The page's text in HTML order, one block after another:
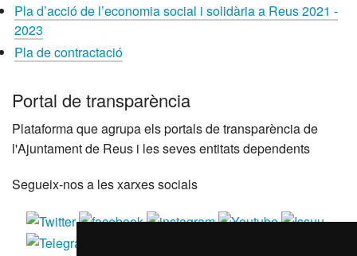
Pla d’acció de l’economia social i solidària a Reus 2021 -
2023
Pla de contractació
Portal de transparència
Plataforma que agrupa els portals de transparència de
l'Ajuntament de Reus i les seves entitats dependents
Segueix-nos a les xarxes socials